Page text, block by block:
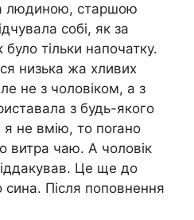
людиною, старшою
собі, як за
тільки напочатку.
низька жа хливих
не з чоловіком, а з
з будь-якого
я не вмію, то поrано
витра чаю. А чоловік
Це ще до
Після поповнення